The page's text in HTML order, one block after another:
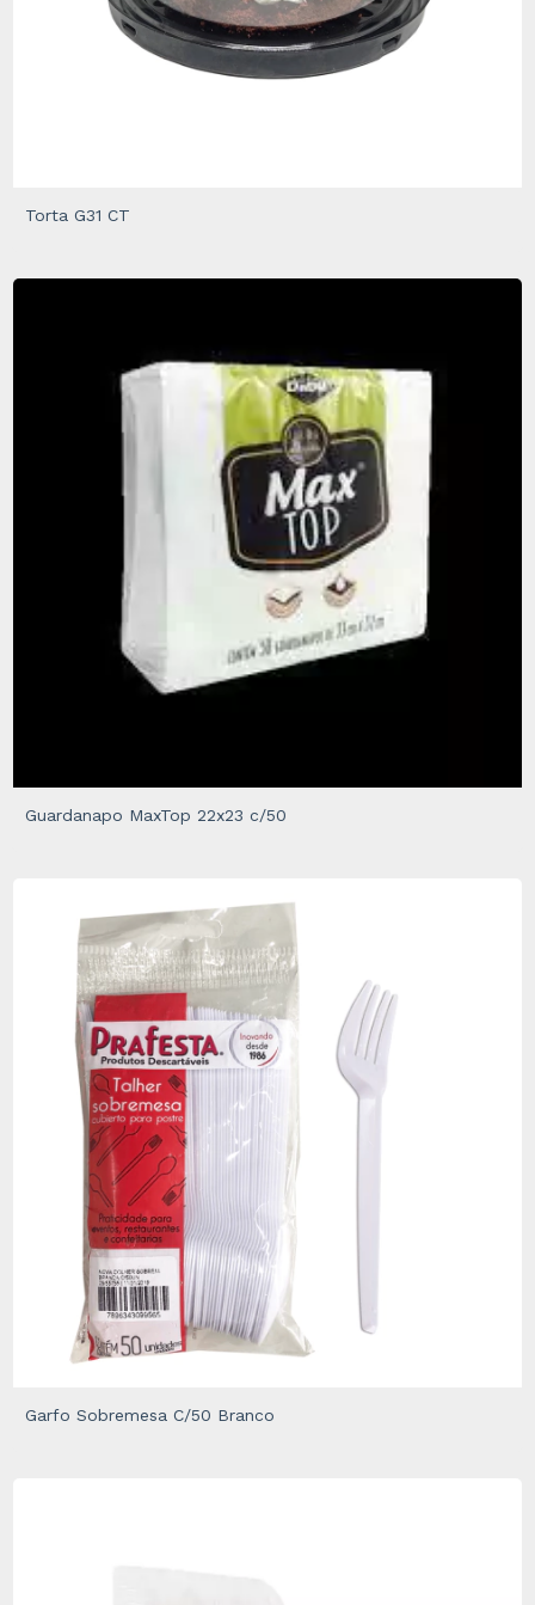
Torta G31 CT
Guardanapo MaxTop 22x23 c/50
Garfo Sobremesa C/50 Branco